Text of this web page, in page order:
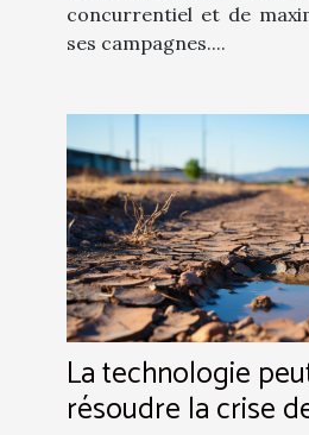
concurrentiel et de
ses campagnes....
La technologie
résoudre la crise